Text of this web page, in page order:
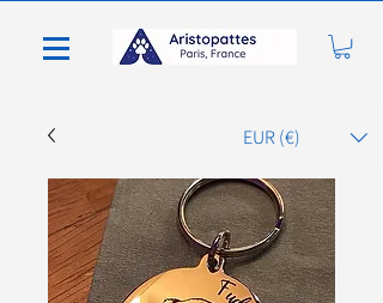
EUR (€)